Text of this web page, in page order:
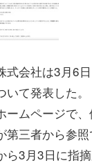
会社は3月6
て発表した。
ムページで
第三者から参
ら3月3日に指